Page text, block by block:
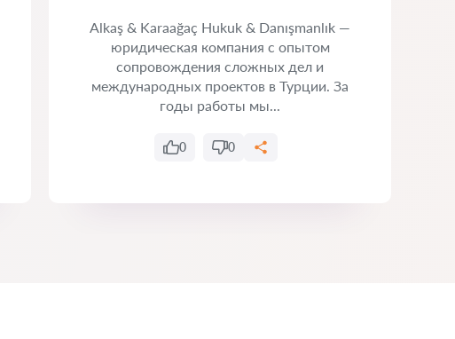
Alkaş & Karaağaç Hukuk & Danışmanlık —
юридическая компания с опытом
сопровождения сложных дел и
международных проектов в Турции. За
годы работы мы...
0 0